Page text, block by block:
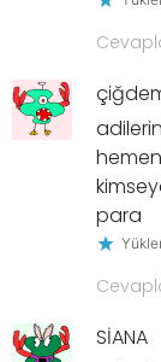
para
SİANA